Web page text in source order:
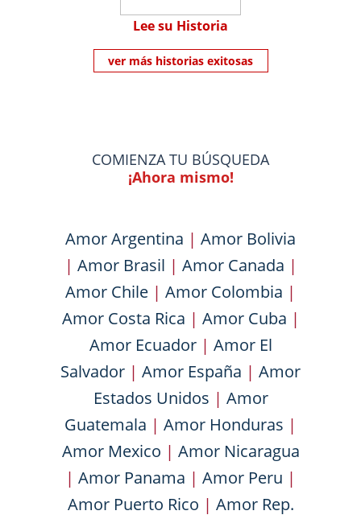
Lee su Historia
ver más historias exitosas
COMIENZA TU BÚSQUEDA
¡Ahora mismo!
Amor Argentina | Amor Bolivia
| Amor Brasil | Amor Canada |
Amor Chile | Amor Colombia |
Amor Costa Rica | Amor Cuba |
Amor Ecuador| Amor El
Salvador | Amor España | Amor
Estados Unidos | Amor
Guatemala | Amor Honduras |
Amor Mexico | Amor Nicaragua
| Amor Panama | Amor Peru |
Amor Puerto Rico | Amor Rep.